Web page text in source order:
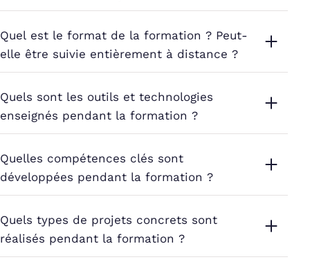
Quel est le format de la formation ? Peut-
elle être suivie entièrement à distance ?
Quels sont les outils et technologies
enseignés pendant la formation ?
Quelles compétences clés sont
développées pendant la formation ?
Quels types de projets concrets sont
réalisés pendant la formation ?